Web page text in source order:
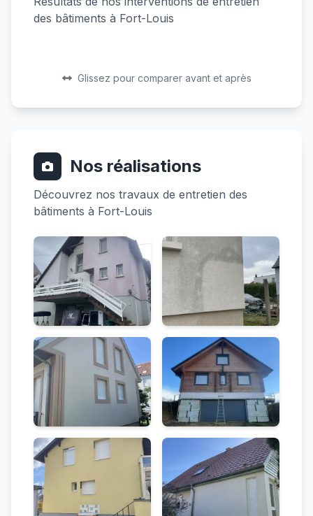
des bâtiments à Fort-Louis
Avant
Après
Glissez pour comparer avant et après
Nos réalisations
Découvrez nos travaux de entretien des
bâtiments à Fort-Louis